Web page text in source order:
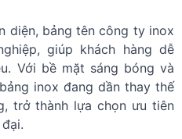
diện, bảng tên công ty inox
giúp khách hàng dễ
Với bề mặt sáng bóng và
inox đang dần thay thế
trở thành lựa chọn ưu tiên